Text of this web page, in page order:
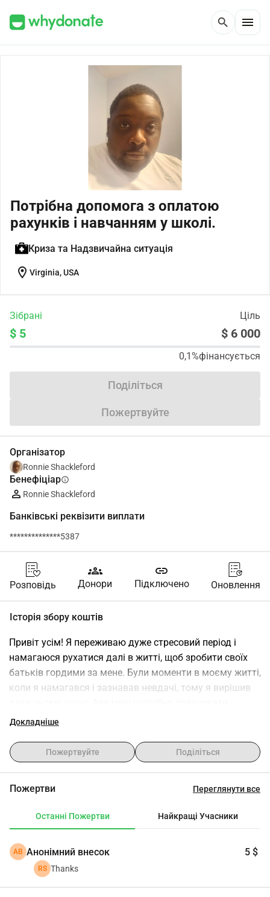
search menu
Потрібна допомога з оплатою
рахунків і навчанням у школі.
Криза та Надзвичайна ситуація
location_on Virginia, USA
Зібрані Ціль
$ 5 $ 6 000
0,1%фінансується
Поділіться
Пожертвуйте
Організатор
Ronnie Shackleford
Бенефіціарinfo
Ronnie Shackleford
Банківські реквізити виплати
**************5387
Розповідь
groups
Донори
link
Підключено Оновлення
Історія збору коштів
Привіт усім! Я переживаю дуже стресовий період і
намагаюся рухатися далі в житті, щоб зробити своїх
батьків гордими за мене. Були моменти в моєму житті,
коли я намагався і зазнавав невдачі, тому я вирішив
рахунки, і я намагаюся навчатися на авто-технолога
рейтинг, адже я дізнався, що кредит це все. Якщо
хтось може мені допомогти, я був би дуже вдячний.
Докладніше
Пожертвуйте Поділіться
Пожертви Переглянути все
Останні Пожертви Найкращі Учасники
АВ Анонімний внесок 5 $
RS Thanks